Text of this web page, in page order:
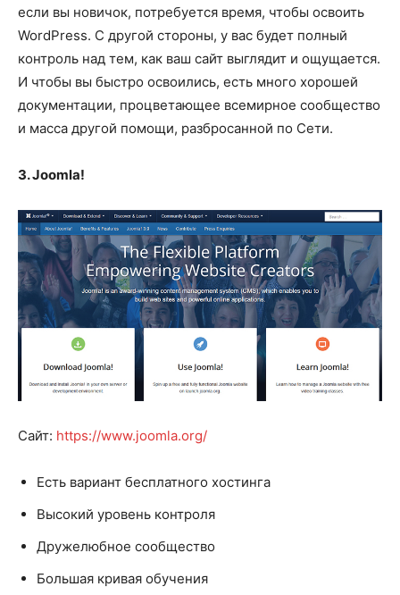
если вы новичок, потребуется время, чтобы освоить
WordPress. С другой стороны, у вас будет полный
контроль над тем, как ваш сайт выглядит и ощущается.
И чтобы вы быстро освоились, есть много хорошей
документации, процветающее всемирное сообщество
и масса другой помощи, разбросанной по Сети.
3. Joomla!
Сайт: https://www.joomla.org/
Есть вариант бесплатного хостинга
Высокий уровень контроля
Дружелюбное сообщество
Большая кривая обучения